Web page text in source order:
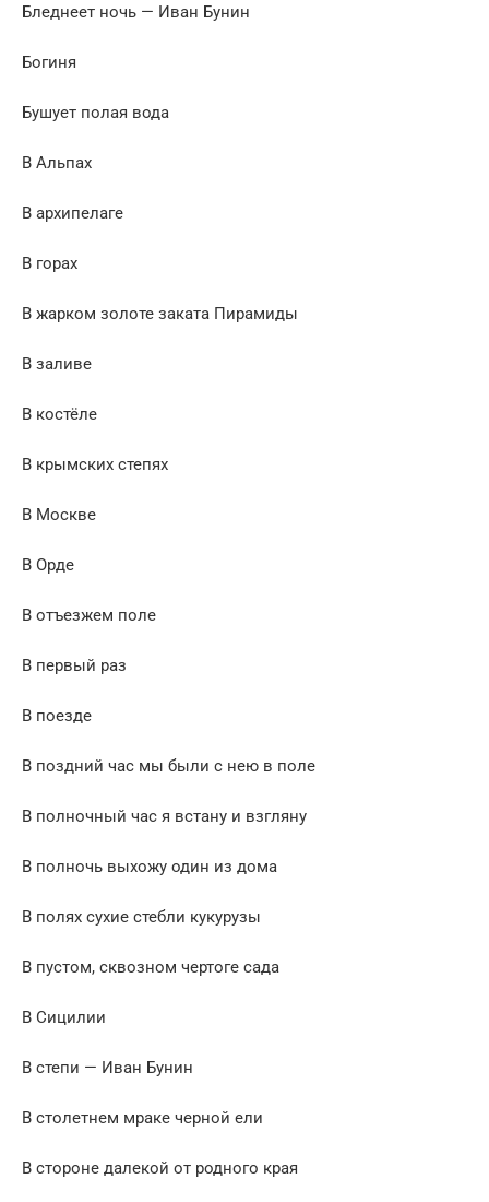
Бледнеет ночь — Иван Бунин
Богиня
Бушует полая вода
В Альпах
В архипелаге
В горах
В жарком золоте заката Пирамиды
В заливе
В костёле
В крымских степях
В Москве
В Орде
В отъезжем поле
В первый раз
В поезде
В поздний час мы были с нею в поле
В полночный час я встану и взгляну
В полночь выхожу один из дома
В полях сухие стебли кукурузы
В пустом, сквозном чертоге сада
В Сицилии
В степи — Иван Бунин
В столетнем мраке черной ели
В стороне далекой от родного края